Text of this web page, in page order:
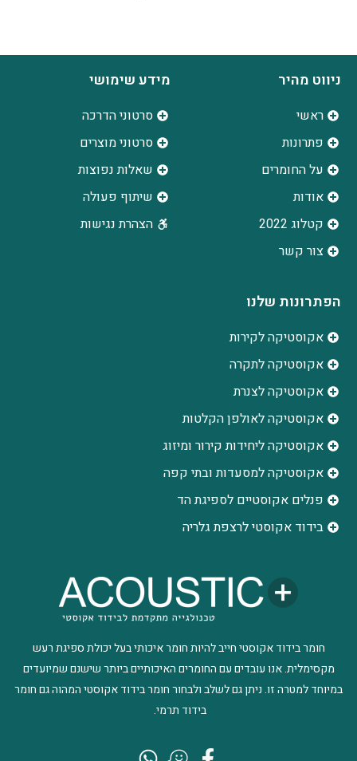
חומר בידוד אקוסטי חייב להיות חומר איכותי בעל יכולת ספיגת רעש
מקסימלית. אנו עובדים עם החומרים האיכותיים ביותר שישנם שמיועדים
במיוחד למטרה זו. ניתן גם לשלב ולבחור חומר בידוד אקוסטי המהוה גם חומר
בידוד תרמי.
ניווט מהיר
ראשי
פתרונות
על החומרים
אודות
קטלוג 2022
צור קשר
מידע שימושי
סרטוני הדרכה
סרטוני מוצרים
שאלות נפוצות
שיתוף פעולה
הצהרת נגישות
הפתרונות שלנו
אקוסטיקה לקירות
אקוסטיקה לתקרה
אקוסטיקה לצנרת
אקוסטיקה לאולפן הקלטות
‫אקוסטיקה ליחידות קירור ומיזוג
אקוסטיקה למסעדות ובתי קפה
פנלים אקוסטיים לספיגת הד
בידוד אקוסטי לרצפת גלריה